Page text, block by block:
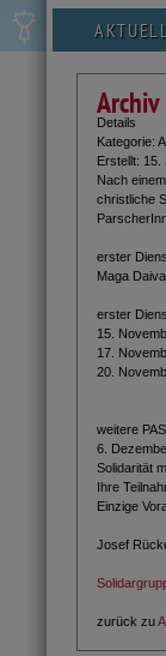
Archiv
Details
Kategorie:
Erstellt: 15.
Nach
christliche
erster
Maga
erster
15.
17.
20.
9 UHR
weitere
6.
Solidarität
Ihre
Einzige
Josef
zurück zu